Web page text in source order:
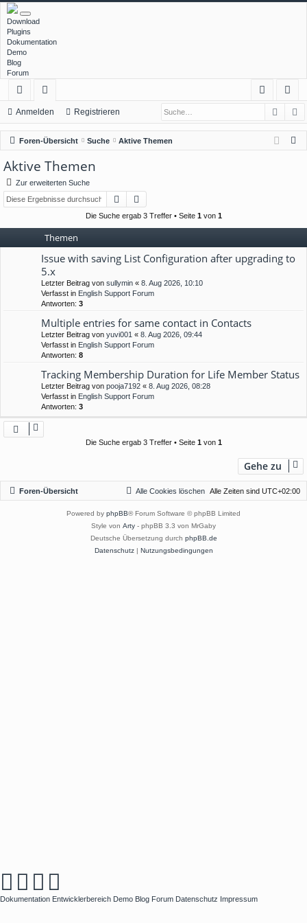
Download
Plugins
Dokumentation
Demo
Blog
Forum
ch
ne
llz
ug
rif
or
en
m
el
ist
rie
Anmelden Registrieren
Foren-Übersicht Suche Aktive Themen
Aktive Themen
Zur erweiterten Suche
Suche
Die Suche ergab 3 Treffer • Seite 1von 1
Themen
Issue with saving List Configuration after upgrading to
5.x
Letzter Beitrag von sullymin « 8. Aug 2026, 10:10
Verfasst in English Support Forum
Antworten: 3
Multiple entries for same contact in Contacts
Letzter Beitrag von yuvi001 « 8. Aug 2026, 09:44
Verfasst in English Support Forum
Antworten: 8
Tracking Membership Duration for Life Member Status
Letzter Beitrag von pooja7192 « 8. Aug 2026, 08:28
Verfasst in English Support Forum
Antworten: 3
Die Suche ergab 3 Treffer • Seite 1von 1
Gehe zu
Foren-Übersicht Alle Zeiten sind UTC+02:00
Alle Cookies löschen
Powered by phpBB® Forum Software © phpBB Limited
Style von Arty - phpBB 3.3 von MrGaby
Deutsche Übersetzung durch phpBB.de
Datenschutz| Nutzungsbedingungen
Dokumentation Entwicklerbereich Demo Blog Forum Datenschutz Impressum